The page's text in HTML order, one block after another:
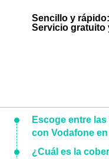
Sencillo y
Servicio gratuito
Escoge entre
con Vodafone
¿Cuál es la